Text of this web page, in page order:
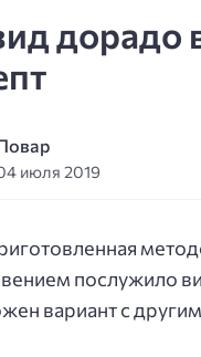
дорадо
июля 2019
послужило
вариант с